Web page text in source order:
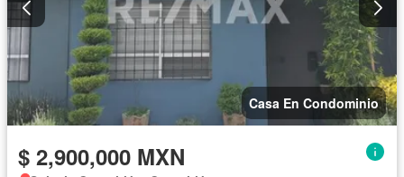
Casa En Condominio
$ 2,900,000 MXN